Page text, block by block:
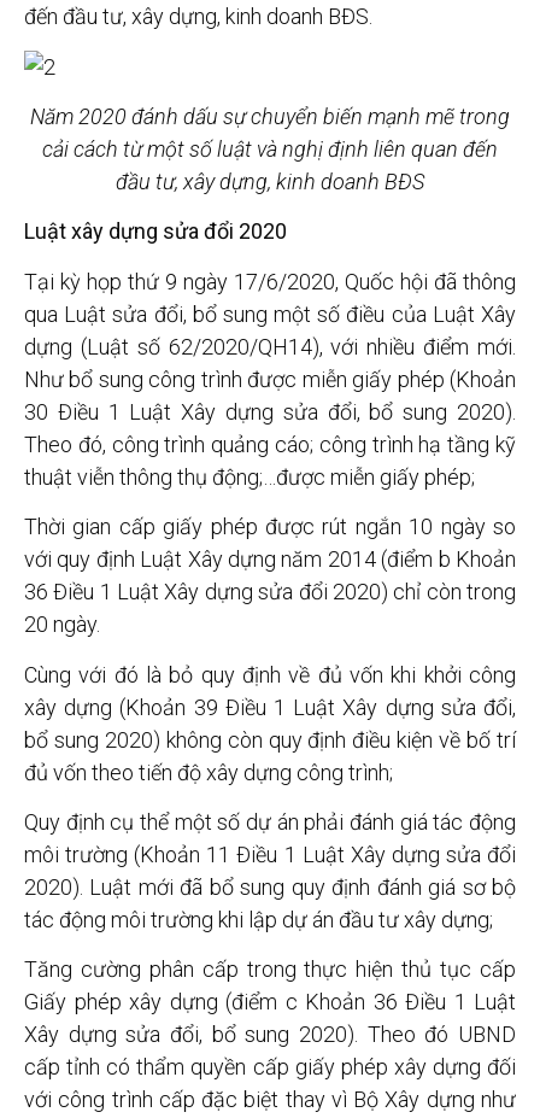
đến đầu tư, xây dựng, kinh doanh BĐS.
Năm 2020 đánh dấu sự chuyển biến mạnh mẽ trong
cải cách từ một số luật và nghị định liên quan đến
đầu tư, xây dựng, kinh doanh BĐS
Luật xây dựng sửa đổi 2020
Tại kỳ họp thứ 9 ngày 17/6/2020, Quốc hội đã thông
qua Luật sửa đổi, bổ sung một số điều của Luật Xây
dựng (Luật số 62/2020/QH14), với nhiều điểm mới.
Như bổ sung công trình được miễn giấy phép (Khoản
30 Điều 1 Luật Xây dựng sửa đổi, bổ sung 2020).
Theo đó, công trình quảng cáo; công trình hạ tầng kỹ
thuật viễn thông thụ động;…được miễn giấy phép;
Thời gian cấp giấy phép được rút ngắn 10 ngày so
với quy định Luật Xây dựng năm 2014 (điểm b Khoản
36 Điều 1 Luật Xây dựng sửa đổi 2020) chỉ còn trong
20 ngày.
Cùng với đó là bỏ quy định về đủ vốn khi khởi công
xây dựng (Khoản 39 Điều 1 Luật Xây dựng sửa đổi,
bổ sung 2020) không còn quy định điều kiện về bố trí
đủ vốn theo tiến độ xây dựng công trình;
Quy định cụ thể một số dự án phải đánh giá tác động
môi trường (Khoản 11 Điều 1 Luật Xây dựng sửa đổi
2020). Luật mới đã bổ sung quy định đánh giá sơ bộ
tác động môi trường khi lập dự án đầu tư xây dựng;
Tăng cường phân cấp trong thực hiện thủ tục cấp
Giấy phép xây dựng (điểm c Khoản 36 Điều 1 Luật
Xây dựng sửa đổi, bổ sung 2020). Theo đó UBND
cấp tỉnh có thẩm quyền cấp giấy phép xây dựng đối
với công trình cấp đặc biệt thay vì Bộ Xây dựng như